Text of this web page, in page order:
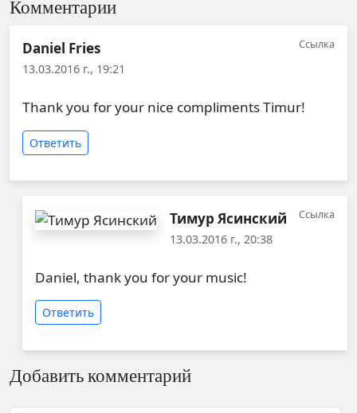
Комментарии
Ссылка
Daniel Fries
13.03.2016 г., 19:21
Thank you for your nice compliments Timur!
Ответить
Ссылка
Тимур Ясинский
13.03.2016 г., 20:38
Daniel, thank you for your music!
Ответить
Добавить комментарий